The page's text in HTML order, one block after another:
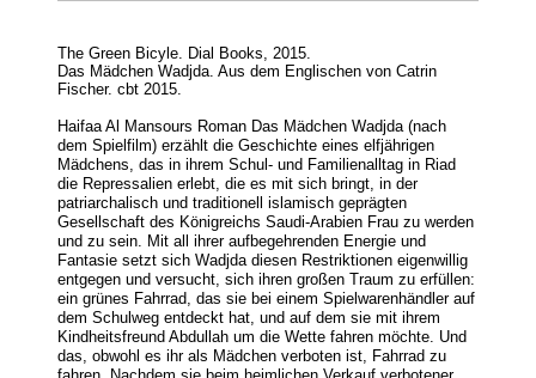
The Green Bicyle. Dial Books, 2015.
Das Mädchen Wadjda. Aus dem Englischen von Catrin
Fischer. cbt 2015.
Haifaa Al Mansours Roman Das Mädchen Wadjda (nach
dem Spielfilm) erzählt die Geschichte eines elfjährigen
Mädchens, das in ihrem Schul- und Familienalltag in Riad
die Repressalien erlebt, die es mit sich bringt, in der
patriarchalisch und traditionell islamisch geprägten
Gesellschaft des Königreichs Saudi-Arabien Frau zu werden
und zu sein. Mit all ihrer aufbegehrenden Energie und
Fantasie setzt sich Wadjda diesen Restriktionen eigenwillig
entgegen und versucht, sich ihren großen Traum zu erfüllen:
ein grünes Fahrrad, das sie bei einem Spielwarenhändler auf
dem Schulweg entdeckt hat, und auf dem sie mit ihrem
Kindheitsfreund Abdullah um die Wette fahren möchte. Und
das, obwohl es ihr als Mädchen verboten ist, Fahrrad zu